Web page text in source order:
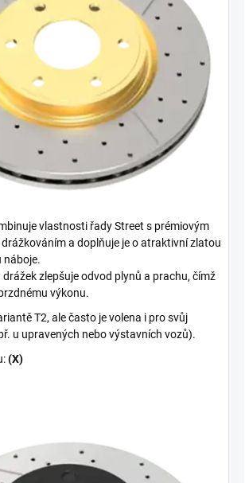
vlastnosti řady Street s prémiovým
a doplňuje je o atraktivní zlatou
náboje.
zlepšuje odvod plynů a prachu, čímž
výkonu.
T2, ale často je volena i pro svůj
u upravených nebo výstavních vozů).
(X)